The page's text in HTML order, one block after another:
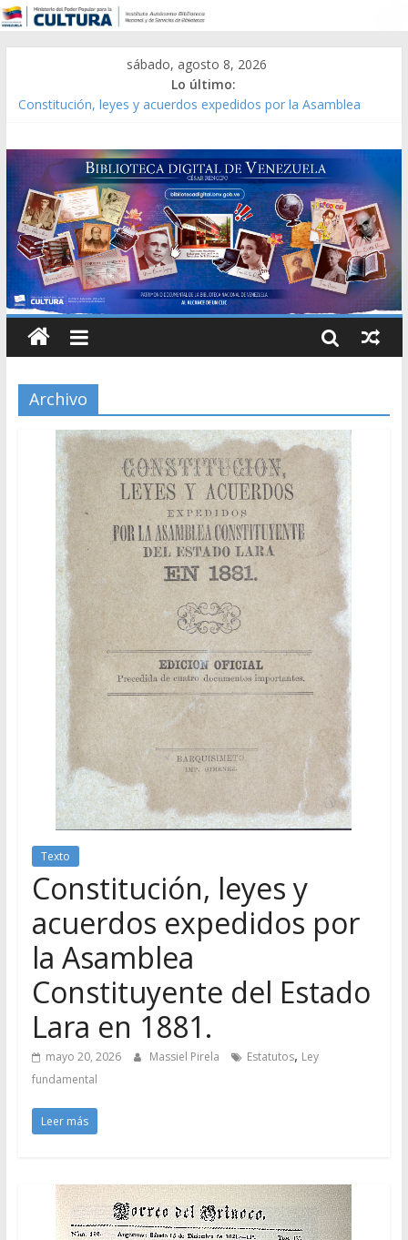
sábado, agosto 8, 2026
Lo último:
Catálogo temático de obras de Modesta Bor
Constitución, leyes y acuerdos expedidos por la Asamblea
Una Parálisis [material gráfico]
Modesta Bor Sánchez [material gráfico]
Gaceta Oficial de la República de Venezuela año CXXXIII Mes V,
Caracas 09 de marzo de 2006 N° 38.394
Archivo
Texto
Constitución, leyes y
acuerdos expedidos por
la Asamblea
Constituyente del Estado
Lara en 1881.
mayo 20, 2026 Massiel Pirela Estatutos, Ley
fundamental
Leer más